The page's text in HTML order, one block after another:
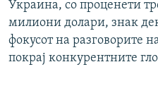
Украина, со проценети
милиони долари, знак
фокусот на разговорите
покрај конкурентните